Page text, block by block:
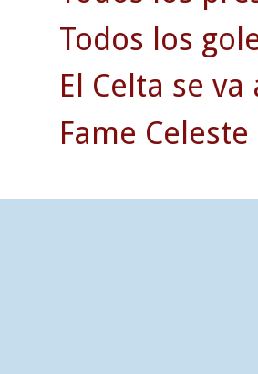
Todos los
El Celta se
Fame Celeste